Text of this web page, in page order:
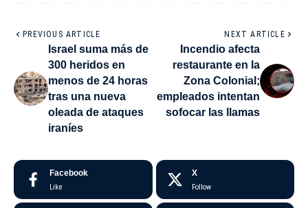
PREVIOUS ARTICLE
Israel suma más de
300 heridos en
menos de 24 horas
tras una nueva
oleada de ataques
iraníes
NEXT ARTICLE
Incendio afecta
restaurante en la
Zona Colonial;
empleados intentan
sofocar las llamas
Facebook
Like
X
Follow